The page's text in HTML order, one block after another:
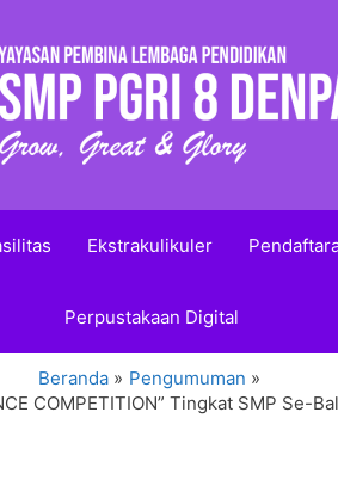
Ekstrakulikuler
Perpustakaan Digital
Beranda
Pengumuman
COMPETITION” Tingkat SMP Se-